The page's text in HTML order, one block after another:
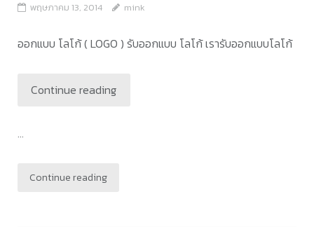
พฤษภาคม 13, 2014 mink
ออกแบบ โลโก้ ( LOGO ) รับออกแบบ โลโก้ เรารับออกแบบโลโก้
Continue reading
...
Continue reading